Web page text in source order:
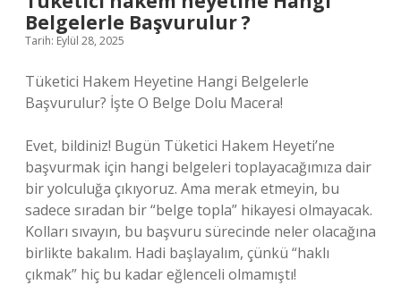
Belgelerle Başvurulur ?
Tarih: Eylül 28, 2025
Tüketici Hakem Heyetine Hangi Belgelerle
Başvurulur? İşte O Belge Dolu Macera!
Evet, bildiniz! Bugün Tüketici Hakem Heyeti’ne
başvurmak için hangi belgeleri toplayacağımıza dair
bir yolculuğa çıkıyoruz. Ama merak etmeyin, bu
sadece sıradan bir “belge topla” hikayesi olmayacak.
Kolları sıvayın, bu başvuru sürecinde neler olacağına
birlikte bakalım. Hadi başlayalım, çünkü “haklı
çıkmak” hiç bu kadar eğlenceli olmamıştı!